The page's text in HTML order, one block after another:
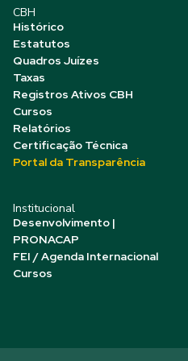
CBH
Histórico
Estatutos
Quadros Juízes
Taxas
Registros Ativos CBH
Cursos
Relatórios
Certificação Técnica
Portal da Transparência
Institucional
Desenvolvimento |
PRONACAP
FEI / Agenda Internacional
Cursos